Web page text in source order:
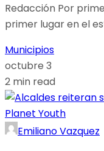
Redacción Por
primer lugar en el
Municipios
octubre 3
2 min read
Emiliano Vazquez